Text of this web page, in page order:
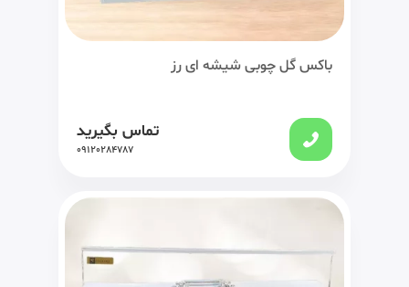
باکس گل چوبی شیشه ای رز
تماس بگیرید
09120284787